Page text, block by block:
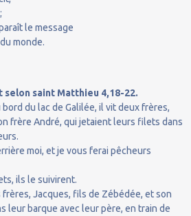
le message
monde.
selon saint Matthieu 4,18-22.
du lac de Galilée, il vit deux frères,
frère André, qui jetaient leurs filets dans
moi, et je vous ferai pêcheurs
ils le suivirent.
Jacques, fils de Zébédée, et son
leur barque avec leur père, en train de